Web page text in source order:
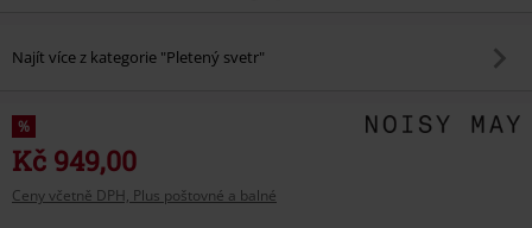
Najít více z kategorie "Pletený svetr"
%
Kč 949,00
Ceny včetně DPH, Plus poštovné a balné